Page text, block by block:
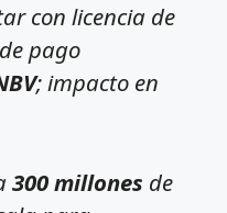
con licencia de
pago
; impacto en
300 millones de